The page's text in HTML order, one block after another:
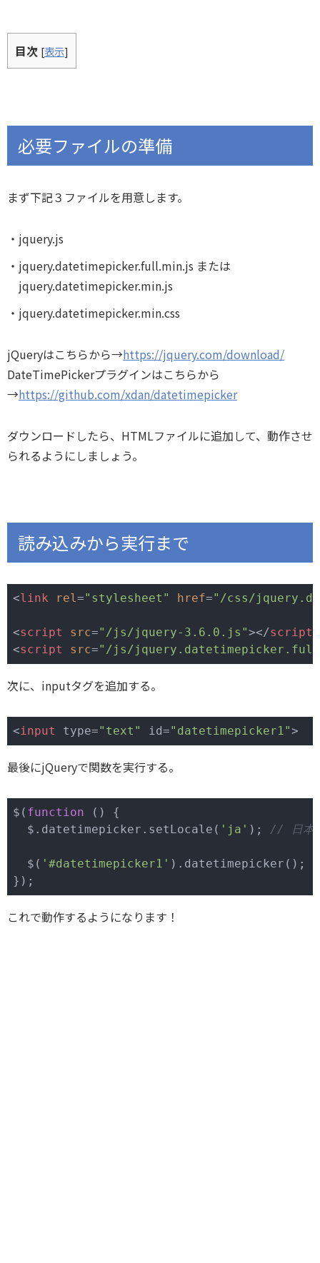
目次 [表示]
必要ファイルの準備
まず下記３ファイルを用意します。
jquery.js
jquery.datetimepicker.full.min.js または
jquery.datetimepicker.min.js
jquery.datetimepicker.min.css
jQueryはこちらから→https://jquery.com/download/
DateTimePickerプラグインはこちらから
→https://github.com/xdan/datetimepicker
ダウンロードしたら、HTMLファイルに追加して、動作させ
られるようにしましょう。
読み込みから実行まで
<link rel="stylesheet" href="/css/
<script src="/js/jquery-3.6.0.js"></script
<script src="/js/
次に、inputタグを追加する。
<input type="text" id="datetimepicker1"
最後にjQueryで関数を実行する。
$( function ( ) {
  $.datetimepicker.setLocale(
'ja' ); // 日本
  $(
'#datetimepicker1' ).datetimepicker();
これで動作するようになります！